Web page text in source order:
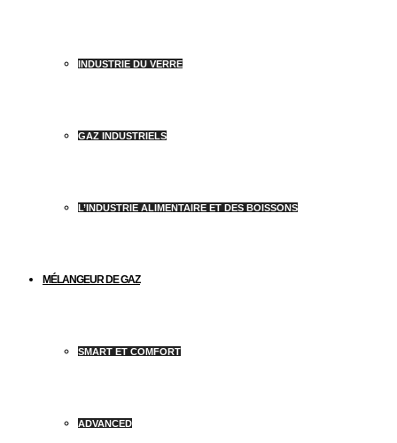
INDUSTRIE DU VERRE
GAZ INDUSTRIELS
L’INDUSTRIE ALIMENTAIRE ET DES BOISSONS
MÉLANGEUR DE GAZ
SMART ET COMFORT
ADVANCED